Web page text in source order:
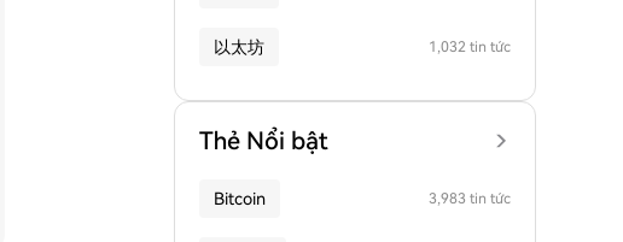
以太坊 1,032 tin tức
Thẻ Nổi bật
Bitcoin 3,983 tin tức